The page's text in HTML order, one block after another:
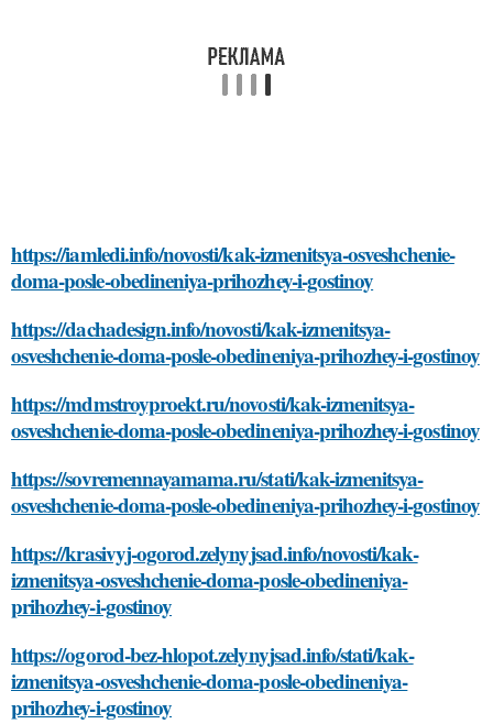
https://iamledi.info/novosti/kak-izmenitsya-osveshchenie-
doma-posle-obedineniya-prihozhey-i-gostinoy
https://dachadesign.info/novosti/kak-izmenitsya-
osveshchenie-doma-posle-obedineniya-prihozhey-i-gostinoy
https://mdmstroyproekt.ru/novosti/kak-izmenitsya-
osveshchenie-doma-posle-obedineniya-prihozhey-i-gostinoy
https://sovremennayamama.ru/stati/kak-izmenitsya-
osveshchenie-doma-posle-obedineniya-prihozhey-i-gostinoy
https://krasivyj-ogorod.zelynyjsad.info/novosti/kak-
izmenitsya-osveshchenie-doma-posle-obedineniya-
prihozhey-i-gostinoy
https://ogorod-bez-hlopot.zelynyjsad.info/stati/kak-
izmenitsya-osveshchenie-doma-posle-obedineniya-
prihozhey-i-gostinoy